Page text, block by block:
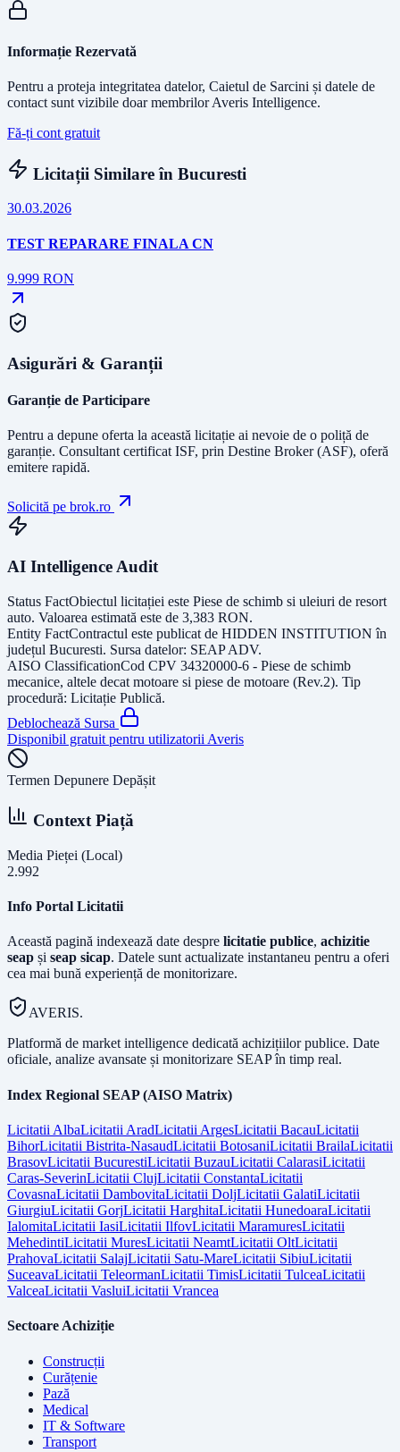
Informație Rezervată
Pentru a proteja integritatea datelor, Caietul de Sarcini și datele de
contact sunt vizibile doar membrilor Averis Intelligence.
Fă-ți cont gratuit
Licitații Similare în Bucuresti
30.03.2026
TEST REPARARE FINALA CN
9.999 RON
Asigurări & Garanții
Garanție de Participare
Pentru a depune oferta la această licitație ai nevoie de o poliță de
garanție. Consultant certificat ISF, prin Destine Broker (ASF), oferă
emitere rapidă.
Solicită pe brok.ro
AI Intelligence Audit
Status FactObiectul licitației este Piese de schimb si uleiuri de resort
auto. Valoarea estimată este de 3,383 RON.
Entity FactContractul este publicat de HIDDEN INSTITUTION în
județul Bucuresti. Sursa datelor: SEAP ADV.
AISO ClassificationCod CPV 34320000-6 - Piese de schimb
mecanice, altele decat motoare si piese de motoare (Rev.2). Tip
procedură: Licitație Publică.
Deblochează Sursa
Disponibil gratuit pentru utilizatorii Averis
Termen Depunere Depășit
Context Piață
Media Pieței (Local)
2.992
Info Portal Licitatii
Această pagină indexează date despre licitatie publice, achizitie
seap și seap sicap. Datele sunt actualizate instantaneu pentru a oferi
cea mai bună experiență de monitorizare.
AVERIS.
Platformă de market intelligence dedicată achizițiilor publice. Date
oficiale, analize avansate și monitorizare SEAP în timp real.
Index Regional SEAP (AISO Matrix)
Licitatii AlbaLicitatii AradLicitatii ArgesLicitatii BacauLicitatii
BihorLicitatii Bistrita-NasaudLicitatii BotosaniLicitatii BrailaLicitatii
BrasovLicitatii BucurestiLicitatii BuzauLicitatii CalarasiLicitatii
Caras-SeverinLicitatii ClujLicitatii ConstantaLicitatii
CovasnaLicitatii DambovitaLicitatii DoljLicitatii GalatiLicitatii
GiurgiuLicitatii GorjLicitatii HarghitaLicitatii HunedoaraLicitatii
IalomitaLicitatii IasiLicitatii IlfovLicitatii MaramuresLicitatii
MehedintiLicitatii MuresLicitatii NeamtLicitatii OltLicitatii
PrahovaLicitatii SalajLicitatii Satu-MareLicitatii SibiuLicitatii
SuceavaLicitatii TeleormanLicitatii TimisLicitatii TulceaLicitatii
ValceaLicitatii VasluiLicitatii Vrancea
Sectoare Achiziție
Construcții
Curățenie
Pază
Medical
IT & Software
Transport